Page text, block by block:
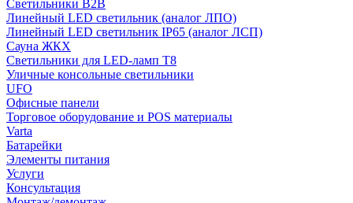
Светильники B2B
Линейный LED светильник (аналог ЛПО)
Линейный LED светильник IP65 (аналог ЛСП)
Сауна ЖКХ
Светильники для LED-ламп T8
Уличные консольные светильники
UFO
Офисные панели
Торговое оборудование и POS материалы
Varta
Батарейки
Элементы питания
Услуги
Консультация